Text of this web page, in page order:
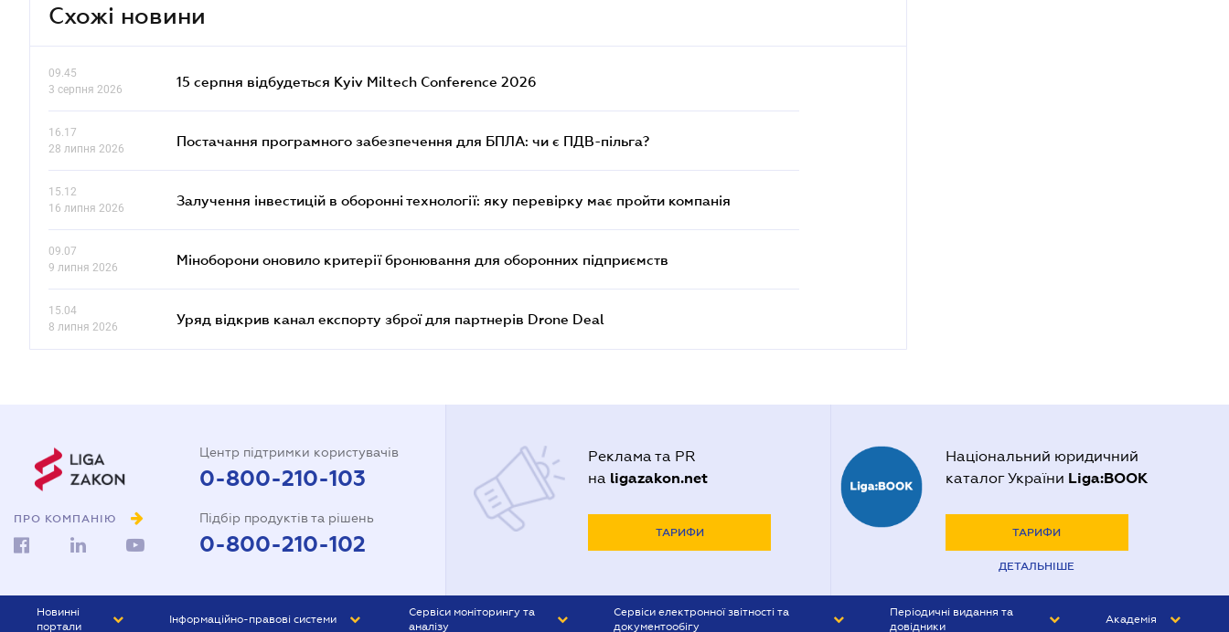
Схожі новини
09.45
3 серпня 2026
15 серпня відбудеться Kyiv Miltech Conference 2026
16.17
28 липня 2026
Постачання програмного забезпечення для БПЛА: чи є ПДВ-пільга?
15.12
16 липня 2026
Залучення інвестицій в оборонні технології: яку перевірку має пройти компанія
09.07
9 липня 2026
Міноборони оновило критерії бронювання для оборонних підприємств
15.04
8 липня 2026
Уряд відкрив канал експорту зброї для партнерів Drone Deal
ПРО КОМПАНІЮ
Центр підтримки користувачів
0-800-210-103
Підбір продуктів та рішень
0-800-210-102
Реклама та PR
на ligazakon.net
ТАРИФИ
Національний юридичний
каталог України Liga:BOOK
ТАРИФИ
ДЕТАЛЬНІШЕ
Новинні
портали
Інформаційно-правові системи
Сервіси моніторингу та
аналізу
Сервіси електронної звітності та
документообігу
Періодичні видання та
довідники
Академія